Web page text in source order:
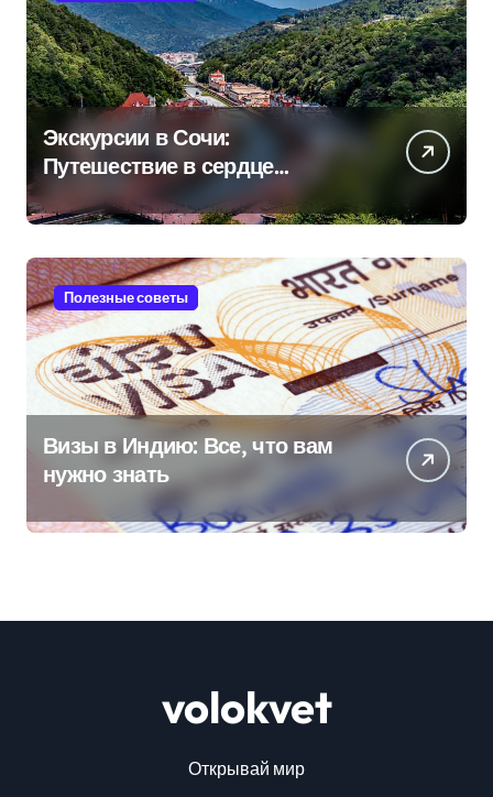
Экскурсии в Сочи:
Путешествие в сердце
Черноморского курорта
Полезные советы
Визы в Индию: Все, что вам
нужно знать
volokvet
Открывай мир